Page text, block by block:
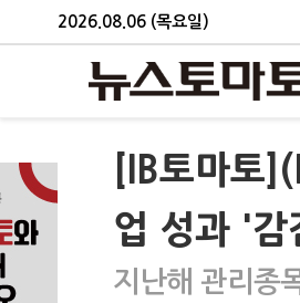
2026.08.06 (목요일)
[IB토마토
업 성과 '감
지난해 관리종